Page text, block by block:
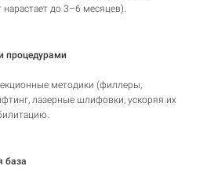
нарастает до 3–6 месяцев).
процедурами
методики (филлеры,
лазерные шлифовки, ускоряя их
база